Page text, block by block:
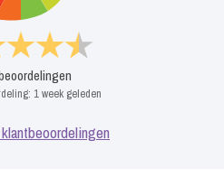
1 week geleden